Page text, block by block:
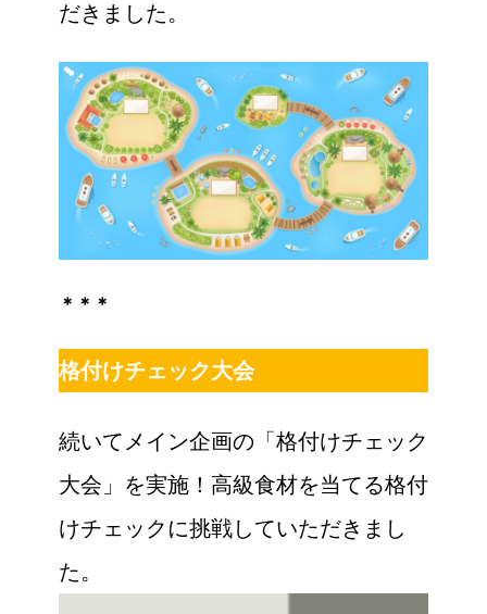
だきました。
＊＊＊
格付けチェック大会
続いてメイン企画の「格付けチェック
大会」を実施！高級食材を当てる格付
けチェックに挑戦していただきまし
た。